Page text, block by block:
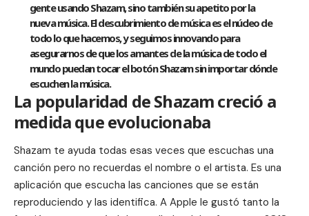
gente usando Shazam, sino también su apetito por la
nueva música. El descubrimiento de música es el núcleo de
todo lo que hacemos, y seguimos innovando para
asegurarnos de que los amantes de la música de todo el
mundo puedan tocar el botón Shazam sin importar dónde
escuchen la música.
La popularidad de Shazam creció a
medida que evolucionaba
Shazam te ayuda todas esas veces que escuchas una
canción pero no recuerdas el nombre o el artista. Es una
aplicación que escucha las canciones que se están
reproduciendo y las identifica. A Apple le gustó tanto la